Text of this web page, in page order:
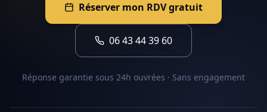
Réserver mon RDV gratuit
06 43 44 39 60
Réponse garantie sous 24h ouvrées · Sans engagement